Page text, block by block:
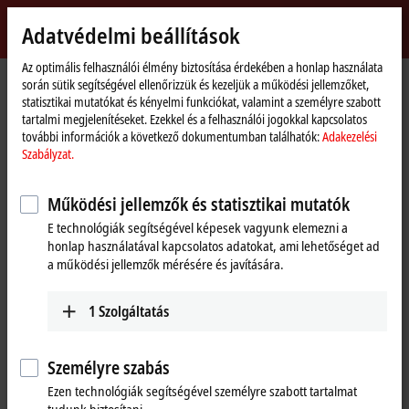
Beckhoff
-
New
Automation
Technology
KezdőlapVállalati információk Hírek Interpack
adatkezelési beállítások; a Video-ból származó külső tartalmat ekkor
tölti be a rendszer. További részletek itt találhatók:Adakezelési
Szabályzat.
May 19, 2014
Interpack
Adatvédelmi beállítások
Az optimális felhasználói élmény biztosítása érdekében a honlap használata
során sütik segítségével ellenőrizzük és kezeljük a működési jellemzőket,
statisztikai mutatókat és kényelmi funkciókat, valamint a személyre szabott
tartalmi megjelenítéseket. Ezekkel és a felhasználói jogokkal kapcsolatos
további információk a következő dokumentumban találhatók:Adakezelési
Szabályzat.
Működési jellemzők és statisztikai mutatók
E technológiák segítségével képesek vagyunk elemezni a
honlap használatával kapcsolatos adatokat, ami lehetőséget ad
a működési jellemzők mérésére és javítására.
1 Szolgáltatás
Személyre szabás
Ezen technológiák segítségével személyre szabott tartalmat